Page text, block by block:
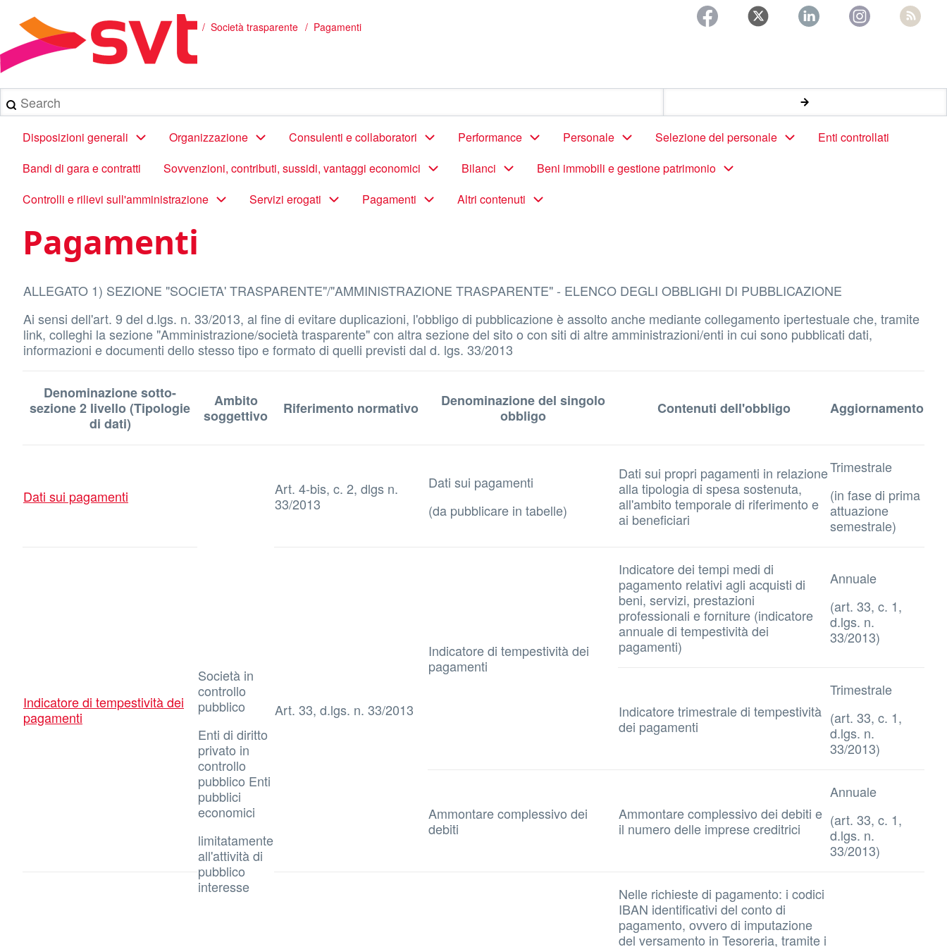
contenuto
principale
Briciole
di
pane
/ Società trasparente Pagamenti
Search
Main
navigation
Disposizioni generali Organizzazione Consulenti e collaboratori Performance Personale Selezione del personale
Enti controllati
Bandi di gara e contratti
Sovvenzioni, contributi, sussidi, vantaggi economici Bilanci
Beni immobili e gestione patrimonio
Controlli e rilievi sull'amministrazione
Servizi erogati Pagamenti Altri contenuti
Pagamenti
ALLEGATO 1) SEZIONE "SOCIETA' TRASPARENTE"/"AMMINISTRAZIONE TRASPARENTE" - ELENCO DEGLI OBBLIGHI DI PUBBLICAZIONE
Ai sensi dell'art. 9 del d.lgs. n. 33/2013, al fine di evitare duplicazioni, l'obbligo di pubblicazione è assolto anche mediante collegamento ipertestuale che, tramite
link, colleghi la sezione "Amministrazione/società trasparente" con altra sezione del sito o con siti di altre amministrazioni/enti in cui sono pubblicati dati,
informazioni e documenti dello stesso tipo e formato di quelli previsti dal d. lgs. 33/2013
Denominazione sotto-
sezione 2 livello (Tipologie
di dati)
Ambito
soggettivo
Riferimento normativo
Denominazione del singolo
obbligo
Contenuti dell'obbligo Aggiornamento
Dati sui pagamenti
Società in
controllo
pubblico
Enti di diritto
privato in
controllo
pubblico Enti
pubblici
economici
limitatamente
all'attività di
pubblico
interesse
Art. 4-bis, c. 2, dlgs n.
33/2013
Dati sui pagamenti
(da pubblicare in tabelle)
Dati sui propri pagamenti in relazione
alla tipologia di spesa sostenuta,
all'ambito temporale di riferimento e
ai beneficiari
Trimestrale
(in fase di prima
attuazione
semestrale)
Indicatore di tempestività dei
pagamenti
Art. 33, d.lgs. n. 33/2013
Indicatore di tempestività dei
pagamenti
Indicatore dei tempi medi di
pagamento relativi agli acquisti di
beni, servizi, prestazioni
professionali e forniture (indicatore
annuale di tempestività dei
pagamenti)
Annuale
(art. 33, c. 1,
d.lgs. n.
33/2013)
Indicatore trimestrale di tempestività
dei pagamenti
Trimestrale
(art. 33, c. 1,
d.lgs. n.
33/2013)
Ammontare complessivo dei
debiti
Ammontare complessivo dei debiti e
il numero delle imprese creditrici
Annuale
(art. 33, c. 1,
d.lgs. n.
33/2013)
Nelle richieste di pagamento: i codici
IBAN identificativi del conto di
pagamento, ovvero di imputazione
del versamento in Tesoreria, tramite i